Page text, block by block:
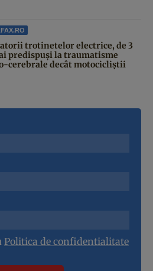
trotinetelor electrice, de 3
predispuși la traumatisme
cerebrale decât motocicliștii
Politica de confidentialitate